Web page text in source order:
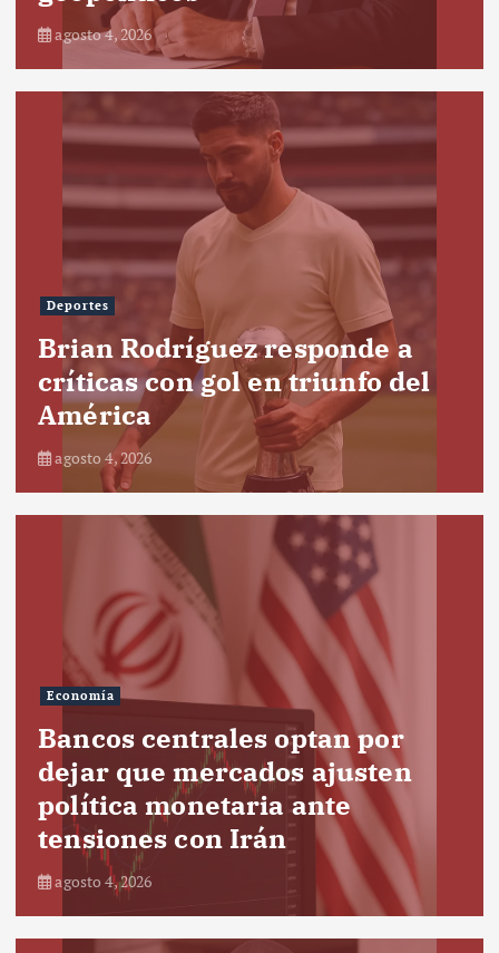
agosto 4, 2026
Deportes
Brian Rodríguez responde a
críticas con gol en triunfo del
América
agosto 4, 2026
Economía
Bancos centrales optan por
dejar que mercados ajusten
política monetaria ante
tensiones con Irán
agosto 4, 2026